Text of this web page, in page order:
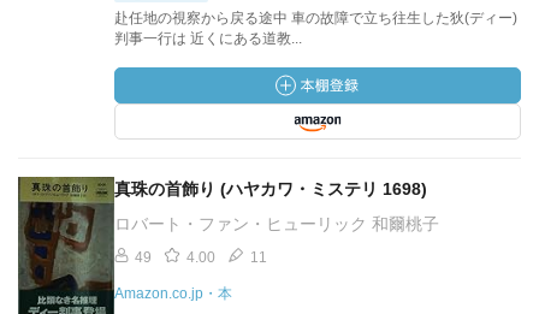
赴任地の視察から戻る途中 車の故障で立ち往生した狄(ディー)
判事一行は 近くにある道教...
真珠の首飾り (ハヤカワ・ミステリ 1698)
ロバート・ファン・ヒューリック 和爾桃子
49 4.00 11
Amazon.co.jp・本